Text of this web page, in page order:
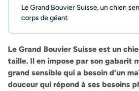
Le Grand Bouvier Suisse, un chien
corps de géant
Le Grand Bouvier Suisse est un
taille. Il en impose par son gabarit
grand sensible qui a besoin d’un
douceur qui répond à ses besoins